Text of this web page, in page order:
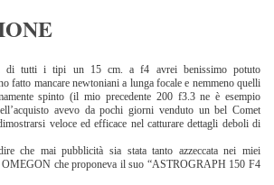
di tutti i tipi un 15 cm. a f4 avrei benissimo potuto
fatto mancare newtoniani a lunga focale e nemmeno quelli
spinto (il mio precedente 200 f3.3 ne è esempio
avevo da pochi giorni venduto un bel Comet
veloce ed efficace nel catturare dettagli deboli di
che mai pubblicità sia stata tanto azzeccata nei miei
OMEGON che proponeva il suo “ASTROGRAPH 150 F4